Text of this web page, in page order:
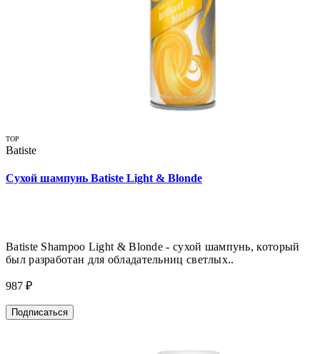
TOP
Batiste
Сухой шампунь Batiste Light & Blonde
Batiste Shampoo Light & Blonde - сухой шампунь, который
был разработан для обладательниц светлых..
987 ₽
Подписаться